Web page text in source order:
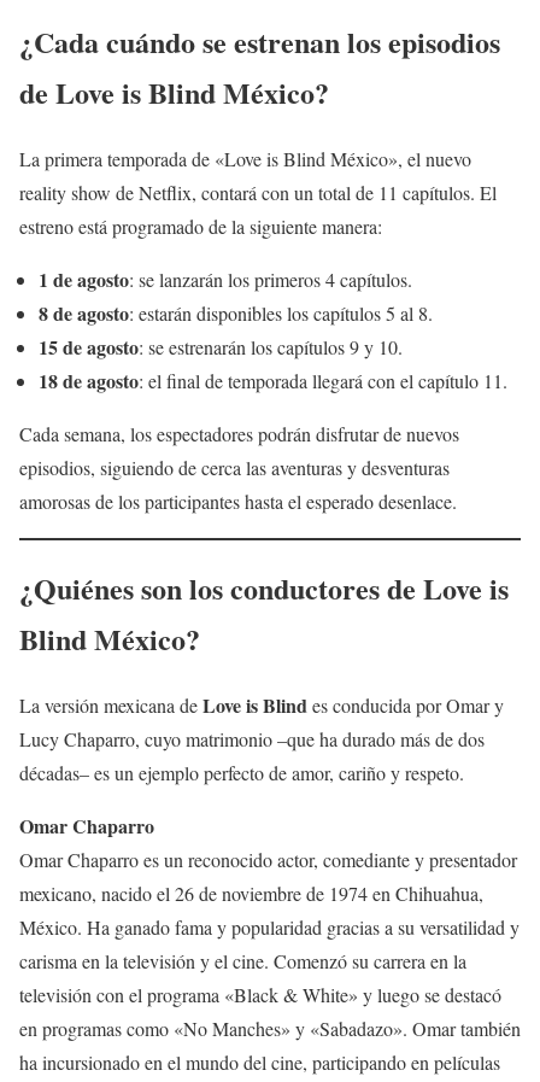
¿Cada cuándo se estrenan los episodios
de Love is Blind México?
La primera temporada de «Love is Blind México», el nuevo
reality show de Netflix, contará con un total de 11 capítulos. El
estreno está programado de la siguiente manera:
1 de agosto: se lanzarán los primeros 4 capítulos.
8 de agosto: estarán disponibles los capítulos 5 al 8.
15 de agosto: se estrenarán los capítulos 9 y 10.
18 de agosto: el final de temporada llegará con el capítulo 11.
Cada semana, los espectadores podrán disfrutar de nuevos
episodios, siguiendo de cerca las aventuras y desventuras
amorosas de los participantes hasta el esperado desenlace.
¿Quiénes son los conductores de Love is
Blind México?
La versión mexicana deLove is Blindes conducida por Omar y
Lucy Chaparro, cuyo matrimonio –que ha durado más de dos
décadas– es un ejemplo perfecto de amor, cariño y respeto.
Omar Chaparro
Omar Chaparro es un reconocido actor, comediante y presentador
mexicano, nacido el 26 de noviembre de 1974 en Chihuahua,
México. Ha ganado fama y popularidad gracias a su versatilidad y
carisma en la televisión y el cine. Comenzó su carrera en la
televisión con el programa «Black & White» y luego se destacó
en programas como «No Manches» y «Sabadazo». Omar también
ha incursionado en el mundo del cine, participando en películas